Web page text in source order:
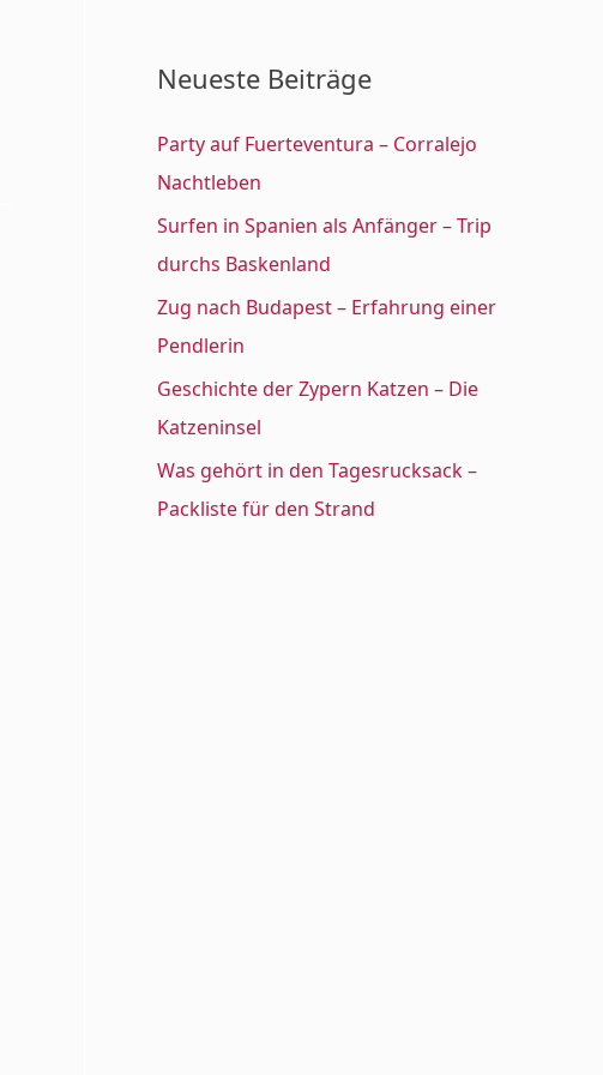
h
Neueste Beiträge
Party auf Fuerteventura – Corralejo
Nachtleben
Surfen in Spanien als Anfänger – Trip
durchs Baskenland
Zug nach Budapest – Erfahrung einer
Pendlerin
Geschichte der Zypern Katzen – Die
Katzeninsel
Was gehört in den Tagesrucksack –
Packliste für den Strand